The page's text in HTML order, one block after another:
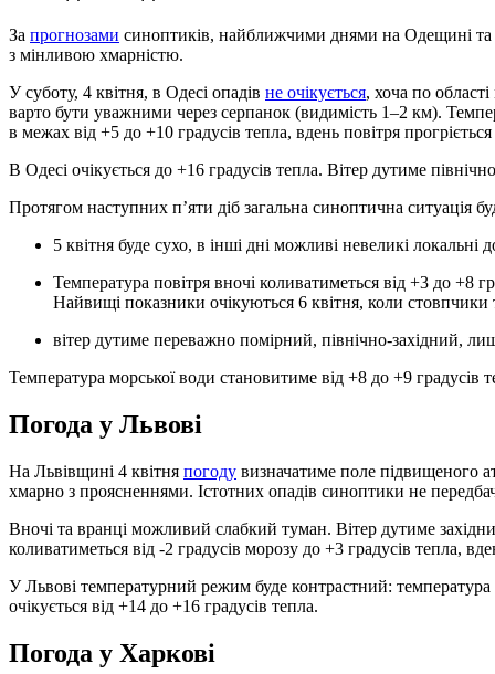
За прогнозами синоптиків, найближчими днями на Одещині та
з мінливою хмарністю.
У суботу, 4 квітня, в Одесі опадів не очікується, хоча по
варто бути уважними через серпанок (видимість 1–2 км).
в межах від +5 до +10 градусів тепла, вдень повітря
В Одесі очікується до +16 градусів тепла. Вітер дутиме
Протягом наступних п’яти діб загальна синоптична ситуація
5 квітня буде сухо, в інші дні можливі невеликі локальні
Температура повітря вночі коливатиметься від +3 до +8 градусів, вдень очікується до +18 градусів тепла.
Найвищі показники очікуються 6 квітня, коли
вітер дутиме переважно помірний, північно-західний,
Температура морської води становитиме від +8 до +9 градусів
Погода у Львові
На Львівщині 4 квітня погоду визначатиме поле підвищеного
хмарно з проясненнями. Істотних опадів синоптики не
Вночі та вранці можливий слабкий туман. Вітер дутиме
коливатиметься від -2 градусів морозу до +3 градусів тепла,
У Львові температурний режим буде контрастний: температура
очікується від +14 до +16 градусів тепла.
Погода у Харкові